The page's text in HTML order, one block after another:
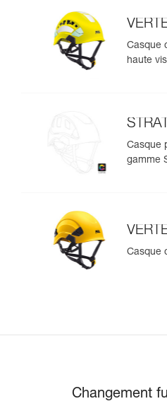
Casque
haute
Casque
gamme
Casque
Changement